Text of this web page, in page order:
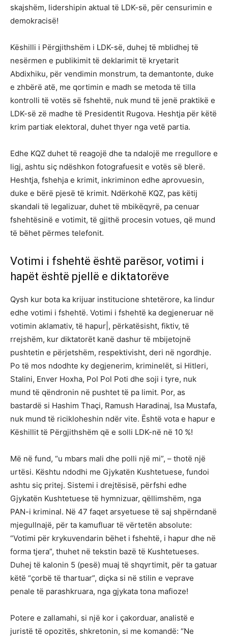
skajshëm, lidershipin aktual të LDK-së, për censurimin e
demokracisë!
Këshilli i Përgjithshëm i LDK-së, duhej të mblidhej të
nesërmen e publikimit të deklarimit të kryetarit
Abdixhiku, për vendimin monstrum, ta demantonte, duke
e zhbërë atë, me qortimin e madh se metoda të tilla
kontrolli të votës së fshehtë, nuk mund të jenë praktikë e
LDK-së zë madhe të Presidentit Rugova. Heshtja për këtë
krim partiak elektoral, duhet thyer nga vetë partia.
Edhe KQZ duhet të reagojë dhe ta ndalojë me rregullore e
ligj, ashtu siç ndëshkon fotografuesit e votës së blerë.
Heshtja, fshehja e krimit, inkriminon edhe aprovuesin,
duke e bërë pjesë të krimit. Ndërkohë KQZ, pas këtij
skandali të legalizuar, duhet të mbikëqyrë, pa cenuar
fshehtësinë e votimit, të gjithë procesin votues, që mund
të bëhet përmes telefonit.
Votimi i fshehtë është parësor, votimi i
hapët është pjellë e diktatorëve
Qysh kur bota ka krijuar institucione shtetërore, ka lindur
edhe votimi i fshehtë. Votimi i fshehtë ka degjeneruar në
votimin aklamativ, të hapur|, përkatësisht, fiktiv, të
rrejshëm, kur diktatorët kanë dashur të mbijetojnë
pushtetin e përjetshëm, respektivisht, deri në ngordhje.
Po të mos ndodhte ky degjenerim, kriminelët, si Hitleri,
Stalini, Enver Hoxha, Pol Pol Poti dhe soji i tyre, nuk
mund të qëndronin në pushtet të pa limit. Por, as
bastardë si Hashim Thaçi, Ramush Haradinaj, Isa Mustafa,
nuk mund të ricikloheshin ndër vite. Është vota e hapur e
Këshillit të Përgjithshëm që e solli LDK-në në 10 %!
Më në fund, “u mbars mali dhe polli një mi”, – thotë një
urtësi. Kështu ndodhi me Gjykatën Kushtetuese, fundoi
ashtu siç pritej. Sistemi i drejtësisë, përfshi edhe
Gjykatën Kushtetuese të hymnizuar, qëllimshëm, nga
PAN-i kriminal. Në 47 faqet arsyetuese të saj shpërndanë
mjegullnajë, për ta kamufluar të vërtetën absolute:
“Votimi për krykuvendarin bëhet i fshehtë, i hapur dhe në
forma tjera”, thuhet në tekstin bazë të Kushtetueses.
Duhej të kalonin 5 (pesë) muaj të shqyrtimit, për ta gatuar
këtë “çorbë të thartuar”, diçka si në stilin e veprave
penale të parashkruara, nga gjykata tona mafioze!
Potere e zallamahi, si një kor i çakorduar, analistë e
juristë të opozitës, shkretonin, si me komandë: “Ne